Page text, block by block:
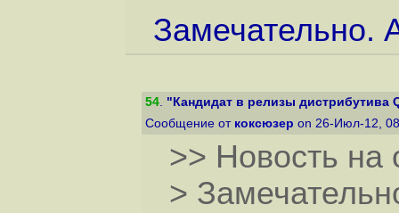
Замечательно.
54. "Кандидат в релизы дистрибутива
Сообщение от коксюзер on 26-Июл-12,
>> Новость на
>